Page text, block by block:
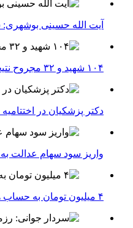
آیت الله حسینی
۱۰۴ شهید و ۳۲ مجروح نتیجه حمله آمریکا به ناو دنا
دکتر پزشکیان در
واریز سود سهام عدالت به زودی/۵ دهک اول وام ۳۰ میلیون
۴ میلیون تومان به حساب هر شهروند ایرانی واریز شد